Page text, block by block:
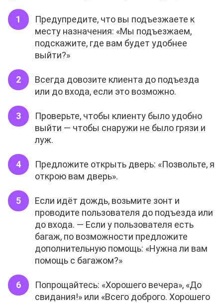
Предупредите, что вы подъезжаете к
месту назначения: «Мы подъезжаем,
подскажите, где вам будет удобнее
выйти?»
Всегда довозите клиента до подъезда
или до входа, если это возможно.
Проверьте, чтобы клиенту было удобно
выйти — чтобы снаружи не было грязи и
луж.
Предложите открыть дверь: «Позвольте, я
открою вам дверь».
Если идёт дождь, возьмите зонт и
проводите пользователя до подъезда или
до входа. — Если у пользователя есть
багаж, по возможности предложите
дополнительную помощь: «Нужна ли вам
помощь с багажом?»
Попрощайтесь: «Хорошего вечера», «До
свидания!» или «Всего доброго. Хорошего